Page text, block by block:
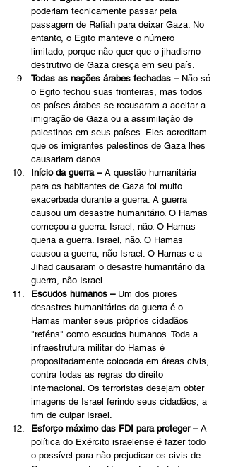
poderiam tecnicamente passar pela
passagem de Rafiah para deixar Gaza. No
entanto, o Egito manteve o número
limitado, porque não quer que o jihadismo
destrutivo de Gaza cresça em seu país.
Todas as nações árabes fechadas – Não só
o Egito fechou suas fronteiras, mas todos
os países árabes se recusaram a aceitar a
imigração de Gaza ou a assimilação de
palestinos em seus países. Eles acreditam
que os imigrantes palestinos de Gaza lhes
causariam danos.
Início da guerra – A questão humanitária
para os habitantes de Gaza foi muito
exacerbada durante a guerra. A guerra
causou um desastre humanitário. O Hamas
começou a guerra. Israel, não. O Hamas
queria a guerra. Israel, não. O Hamas
causou a guerra, não Israel. O Hamas e a
Jihad causaram o desastre humanitário da
guerra, não Israel.
Escudos humanos – Um dos piores
desastres humanitários da guerra é o
Hamas manter seus próprios cidadãos
"reféns" como escudos humanos. Toda a
infraestrutura militar do Hamas é
propositadamente colocada em áreas civis,
contra todas as regras do direito
internacional. Os terroristas desejam obter
imagens de Israel ferindo seus cidadãos, a
fim de culpar Israel.
Esforço máximo das FDI para proteger – A
política do Exército israelense é fazer todo
o possível para não prejudicar os civis de